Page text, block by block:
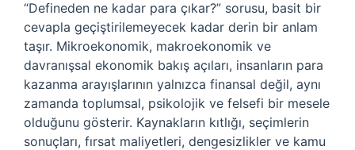
“Defineden ne kadar para çıkar?” sorusu, basit bir
cevapla geçiştirilemeyecek kadar derin bir anlam
taşır. Mikroekonomik, makroekonomik ve
davranışsal ekonomik bakış açıları, insanların para
kazanma arayışlarının yalnızca finansal değil, aynı
zamanda toplumsal, psikolojik ve felsefi bir mesele
olduğunu gösterir. Kaynakların kıtlığı, seçimlerin
sonuçları, fırsat maliyetleri, dengesizlikler ve kamu